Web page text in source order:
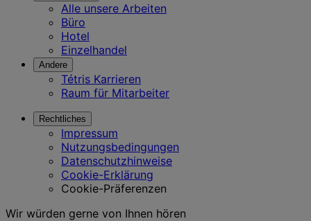
Alle unsere Arbeiten
Büro
Hotel
Einzelhandel
Andere
Tétris Karrieren
Raum für Mitarbeiter
Rechtliches
Impressum
Nutzungsbedingungen
Datenschutzhinweise
Cookie-Erklärung
Cookie-Präferenzen
Wir würden gerne von Ihnen hören